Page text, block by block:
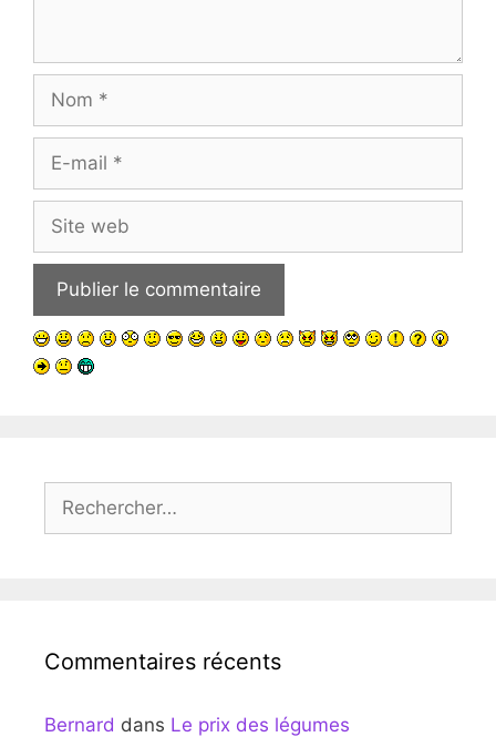
Nom
Site
web
Rechercher :
Commentaires récents
Bernard dans Le prix des légumes